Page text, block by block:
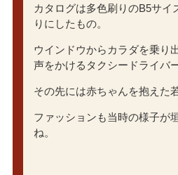
カタログは多色刷りのB5サイ
りにしたもの。
ウインドウからカラダを乗り
声をかけるタクシードライバー
その先には赤ちゃんを抱えた
ファッションも当時の様子が
ね。